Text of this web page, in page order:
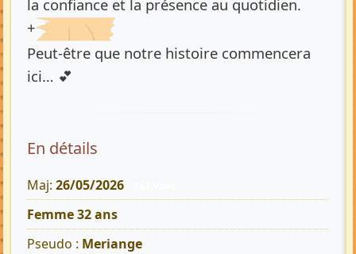
la confiance et la présence au quotidien.
+
Peut-être que notre histoire commencera
ici… 💕
En détails
Maj: 26/05/2026
Femme 32 ans
Pseudo : Meriange